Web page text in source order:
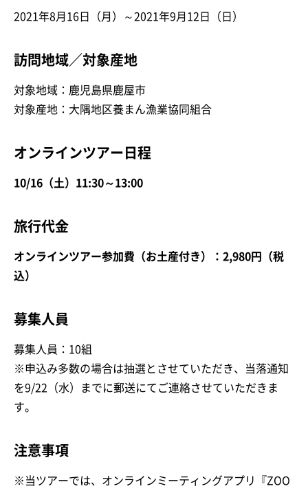
2021年8月16日（月）～2021年9月12日（日）
訪問地域／対象産地
対象地域：鹿児島県鹿屋市
対象産地：大隅地区養まん漁業協同組合
オンラインツアー日程
10/16（土）11:30～13:00
旅行代金
オンラインツアー参加費（お土産付き）：2,980円（税
込）
募集人員
募集人員：10組
※申込み多数の場合は抽選とさせていただき、当落通知
を9/22（水）までに郵送にてご連絡させていただきま
す。
注意事項
※当ツアーでは、オンラインミーティングアプリ『ZOO